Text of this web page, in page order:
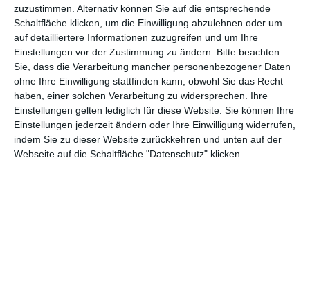
zuzustimmen. Alternativ können Sie auf die entsprechende
Schaltfläche klicken, um die Einwilligung abzulehnen oder um
auf detailliertere Informationen zuzugreifen und um Ihre
Einstellungen vor der Zustimmung zu ändern.
Bitte beachten
Sie, dass die Verarbeitung mancher personenbezogener Daten
ohne Ihre Einwilligung stattfinden kann, obwohl Sie das Recht
haben, einer solchen Verarbeitung zu widersprechen. Ihre
Einstellungen gelten lediglich für diese Website. Sie können Ihre
Einstellungen jederzeit ändern oder Ihre Einwilligung widerrufen,
indem Sie zu dieser Website zurückkehren und unten auf der
Webseite auf die Schaltfläche "Datenschutz" klicken.
KommentareSTELLE EINE FRAGE
Andere Inspirationen